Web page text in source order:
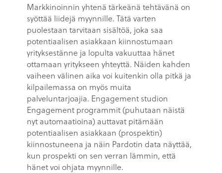
Markkinoinnin yhtenä tärkeänä tehtävänä on
syöttää liidejä myynnille. Tätä varten
puolestaan tarvitaan sisältöä, joka saa
potentiaalisen asiakkaan kiinnostumaan
yrityksestänne ja lopulta vakuuttaa hänet
ottamaan yritykseen yhteyttä. Näiden kahden
vaiheen välinen aika voi kuitenkin olla pitkä ja
kilpailemassa on myös muita
palveluntarjoajia. Engagement studion
Engagement programmit (puhutaan näistä
nyt automaatioina) auttavat pitämään
potentiaalisen asiakkaan (prospektin)
kiinnostuneena ja näin Pardotin data näyttää,
kun prospekti on sen verran lämmin, että
hänet voi ohjata myynnille.